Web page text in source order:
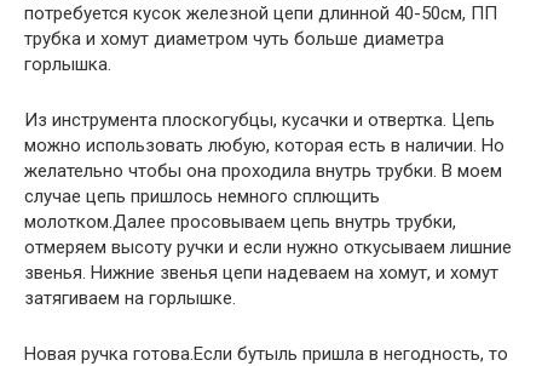
потребуется кусок железной цепи длинной 40-50см, ПП
трубка и хомут диаметром чуть больше диаметра
горлышка.
Из инструмента плоскогубцы, кусачки и отвертка. Цепь
можно использовать любую, которая есть в наличии. Но
желательно чтобы она проходила внутрь трубки. В моем
случае цепь пришлось немного сплющить
молотком.Далее просовываем цепь внутрь трубки,
отмеряем высоту ручки и если нужно откусываем лишние
звенья. Нижние звенья цепи надеваем на хомут, и хомут
затягиваем на горлышке.
Новая ручка готова.Если бутыль пришла в негодность, то